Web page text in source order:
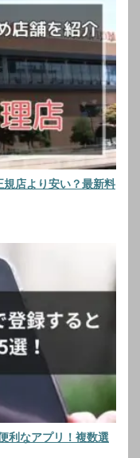
店より安い？最新料
利なアプリ！複数選